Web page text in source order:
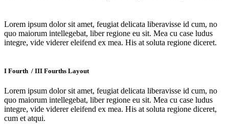
Lorem ipsum dolor sit amet, feugiat delicata liberavisse id cum, no
quo maiorum intellegebat, liber regione eu sit. Mea cu case ludus
integre, vide viderer eleifend ex mea. His at soluta regione diceret.
I Fourth / III Fourths Layout
Lorem ipsum dolor sit amet, feugiat delicata liberavisse id cum, no
quo maiorum intellegebat, liber regione eu sit. Mea cu case ludus
integre, vide viderer eleifend ex mea. His at soluta regione diceret,
cum et atqui.